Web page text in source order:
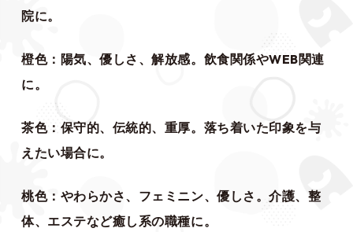
院に。
橙色：陽気、優しさ、解放感。飲食関係やWEB関連
に。
茶色：保守的、伝統的、重厚。落ち着いた印象を与
えたい場合に。
桃色：やわらかさ、フェミニン、優しさ。介護、整
体、エステなど癒し系の職種に。